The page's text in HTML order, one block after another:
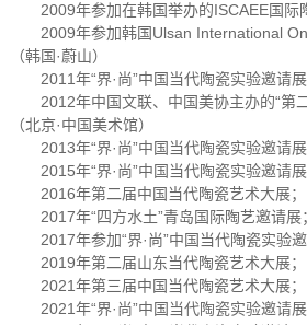
2009年参加在韩国举办的ISCAEE国际
2009年参加韩国Ulsan International
（韩国·蔚山）
2011年“界·尚”中国当代陶瓷实验邀请展
2012年中国文联、中国美协主办的“第
（北京·中国美术馆）
2013年“界·尚”中国当代陶瓷实验邀请展
2015年“界·尚”中国当代陶瓷实验邀请展
2016年第二届中国当代陶瓷艺术大展；
2017年“四方水土”青岛国际陶艺邀请展
2017年参加“界·尚”中国当代陶瓷实验
2019年第二届山东当代陶瓷艺术大展；
2021年第三届中国当代陶瓷艺术大展；
2021年“界·尚”中国当代陶瓷实验邀请展